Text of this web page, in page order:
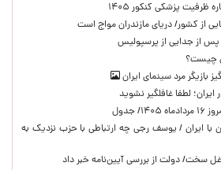
پزشکی کنکور ۱۴۰۵
از کشور/ دریای مازندران مواج است
از جدایی از پرسپولیس
چیست؟
بازیگر مرد سینمای ایران
لطفا غافلگیر نشوید
جدول
با ایران / یوسف رجی چه ارتباطی با حزب نزدیک به
سخت/ دولت از بررسی آیین‌نامه خبر داد